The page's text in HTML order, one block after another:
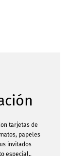
tarjetas de
papeles
invitados
especial..